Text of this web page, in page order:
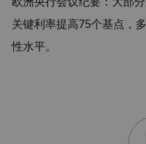
关键利率提高75个基点，
性水平。